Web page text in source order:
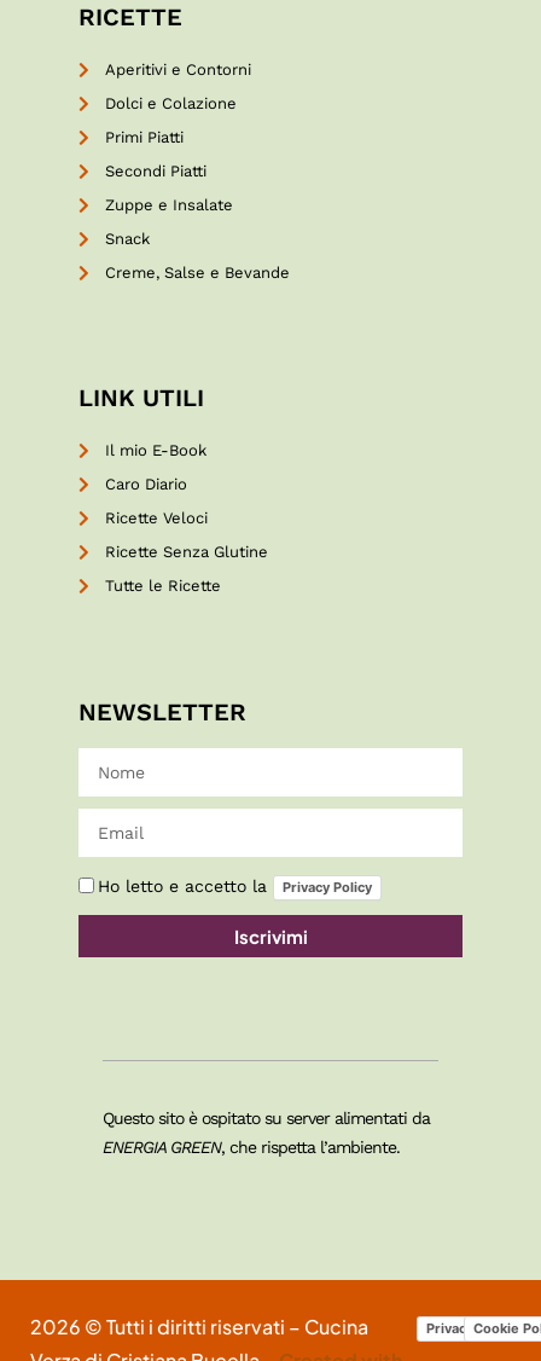
RICETTE
Aperitivi e Contorni
Dolci e Colazione
Primi Piatti
Secondi Piatti
Zuppe e Insalate
Snack
Creme, Salse e Bevande
LINK UTILI
Il mio E-Book
Caro Diario
Ricette Veloci
Ricette Senza Glutine
Tutte le Ricette
NEWSLETTER
Ho letto e accetto la Privacy Policy
Iscrivimi
Questo sito è ospitato su server alimentati da
ENERGIA GREEN, che rispetta l’ambiente.
2026 © Tutti i diritti riservati – Cucina
Privacy Policy
Cookie